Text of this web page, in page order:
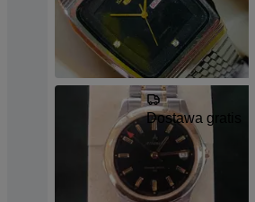
Dostawa gratis